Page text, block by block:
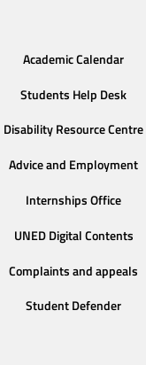
Academic Calendar
Students Help Desk
Disability Resource Centre
Advice and Employment
Internships Office
UNED Digital Contents
Complaints and appeals
Student Defender